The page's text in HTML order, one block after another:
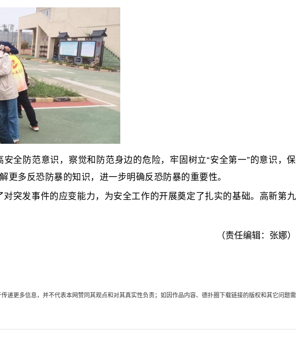
防范意识，察觉和防范身边的危险，牢固树立“安全第一”的意识，保
多反恐防暴的知识，进一步明确反恐防暴的重要性。
发事件的应变能力，为安全工作的开展奠定了扎实的基础。高新第九
（责任编辑：张娜）
递更多信息，并不代表本网赞同其观点和对其真实性负责；如因作品内容、德扑圈下载链接的版权和其它问题需